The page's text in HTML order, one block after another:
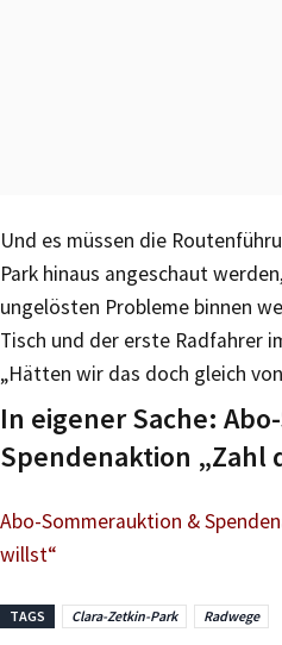
Und es müssen die
Park hinaus angeschaut
ungelösten Probleme binnen
Tisch und der erste Radfahrer
„Hätten wir das doch gleich
In eigener Sache:
Spendenaktion „Zahl
Abo-Sommerauktion &
willst“
TAGS Clara-Zetkin-Park Radwege